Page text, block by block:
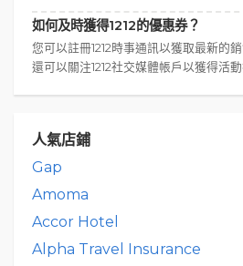
如何及時獲得1212的優惠券？
您可以註冊1212時事通訊以獲取最新的
還可以關注1212社交媒體帳戶以獲得活動
人氣店鋪
Gap
Amoma
Accor Hotel
Alpha Travel Insurance